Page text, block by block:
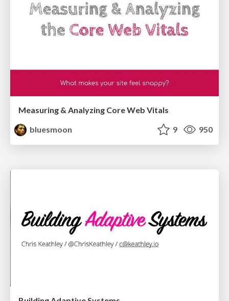
Measuring & Analyzing Core Web Vitals
bluesmoon
9 950